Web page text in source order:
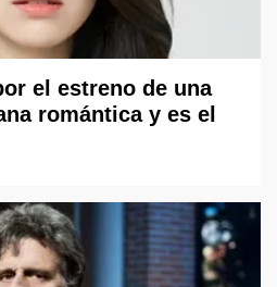
el estreno de una
romántica y es el